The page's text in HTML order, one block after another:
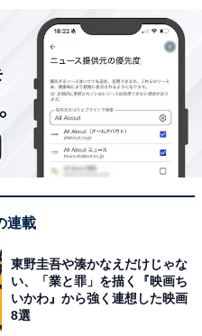
連載
東野圭吾や湊かなえだけじゃな
い、「業と罪」を描く『映画ち
いかわ』から強く連想した映画
8選